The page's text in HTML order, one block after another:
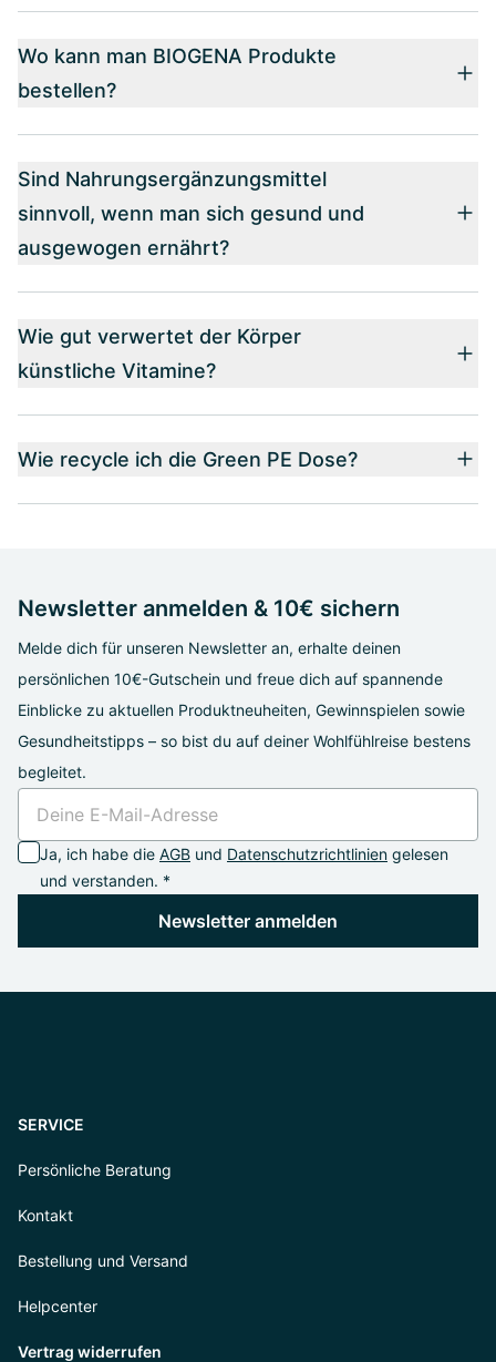
Wo kann man BIOGENA Produkte
bestellen?
Sind Nahrungsergänzungsmittel
sinnvoll, wenn man sich gesund und
ausgewogen ernährt?
Wie gut verwertet der Körper
künstliche Vitamine?
Wie recycle ich die Green PE Dose?
Newsletter anmelden & 10€ sichern
Melde dich für unseren Newsletter an, erhalte deinen
persönlichen 10€-Gutschein und freue dich auf spannende
Einblicke zu aktuellen Produktneuheiten, Gewinnspielen sowie
Gesundheitstipps – so bist du auf deiner Wohlfühlreise bestens
begleitet.
Ja, ich habe die AGB und Datenschutzrichtlinien gelesen
und verstanden. *
Newsletter anmelden
SERVICE
Persönliche Beratung
Kontakt
Bestellung und Versand
Helpcenter
Vertrag widerrufen